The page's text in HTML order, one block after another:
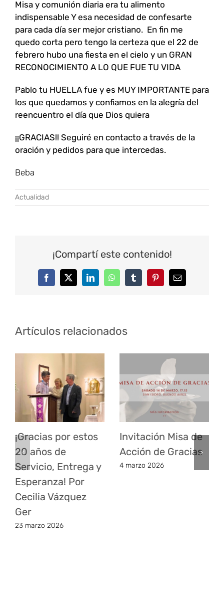
Misa y comunión diaria era tu alimento
indispensable Y esa necesidad de confesarte
para cada día ser mejor cristiano. En fin me
quedo corta pero tengo la certeza que el 22 de
febrero hubo una fiesta en el cielo y un GRAN
RECONOCIMIENTO A LO QUE FUE TU VIDA
Pablo tu HUELLA fue y es MUY IMPORTANTE para
los que quedamos y confiamos en la alegría del
reencuentro el día que Dios quiera
¡¡GRACIAS!! Seguiré en contacto a través de la
oración y pedidos para que intercedas.
Beba
Actualidad
¡Compartí este contenido!
FacebookTwitterLinkedInWhatsAppTumblrPinterestCorreo
Artículos relacionados
¡Gracias por estos
20 años de
Servicio, Entrega y
Esperanza! Por
Cecilia Vázquez
Ger
23 marzo 2026
Invitación Misa de
Acción de Gracias
4 marzo 2026